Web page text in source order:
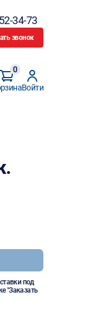
34-73
звонок
0
Войти
под
"Заказать